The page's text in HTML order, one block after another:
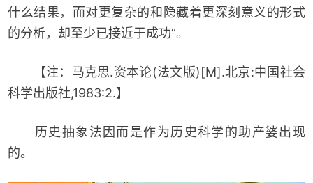
什么结果，而对更复杂的和隐藏着更深刻意义的形式
的分析，却至少已接近于成功”。
【注：马克思.资本论(法文版)[M].北京:中国社会
科学出版社,1983:2.】
历史抽象法因而是作为历史科学的助产婆出现
的。